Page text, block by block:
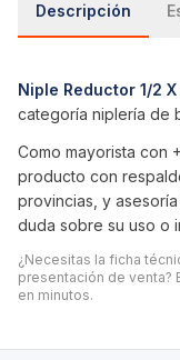
Descripción
Niple Reductor 1/2
categoría niplería de
Como mayorista con
producto con
provincias, y
duda sobre su uso o
¿Necesitas la ficha
presentación de venta?
en minutos.